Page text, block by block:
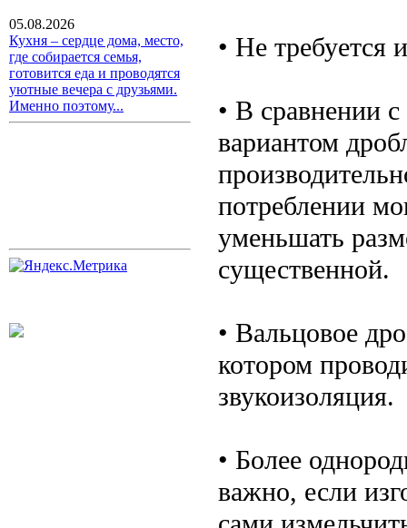
05.08.2026
Кухня – сердце дома, место,
где собирается семья,
готовится еда и проводятся
уютные вечера с друзьями.
Именно поэтому...
• Не требуется
• В сравнении
вариантом
потреблении
уменьшать
существенной.
• Вальцовое
котором
звукоизоляция.
• Более
важно, если